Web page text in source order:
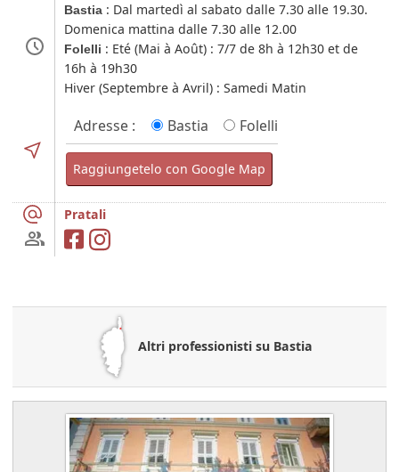
Bastia : Dal martedì al sabato dalle 7.30 alle 19.30.
Domenica mattina dalle 7.30 alle 12.00
Folelli : Eté (Mai à Août) : 7/7 de 8h à 12h30 et de
16h à 19h30
Hiver (Septembre à Avril) : Samedi Matin
Adresse : Bastia Folelli
Raggiungetelo con Google Map
Pratali
Altri professionisti su Bastia